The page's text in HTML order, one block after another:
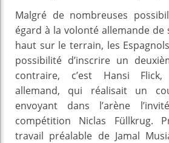
Malgré de nombreuses
égard à la volonté allemande
haut sur le terrain, les
possibilité d’inscrire un
contraire, c’est Hansi
allemand, qui réalisait un
envoyant dans l’arène
compétition Niclas Füllkrug.
travail préalable de Jamal